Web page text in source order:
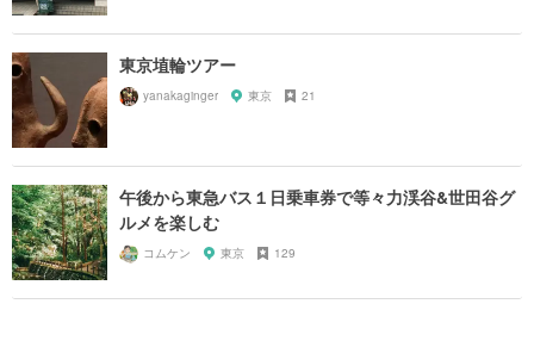
東京埴輪ツアー
yanakaginger 東京 21
午後から東急バス１日乗車券で等々力渓谷&世田谷グ
ルメを楽しむ
コムケン 東京 129